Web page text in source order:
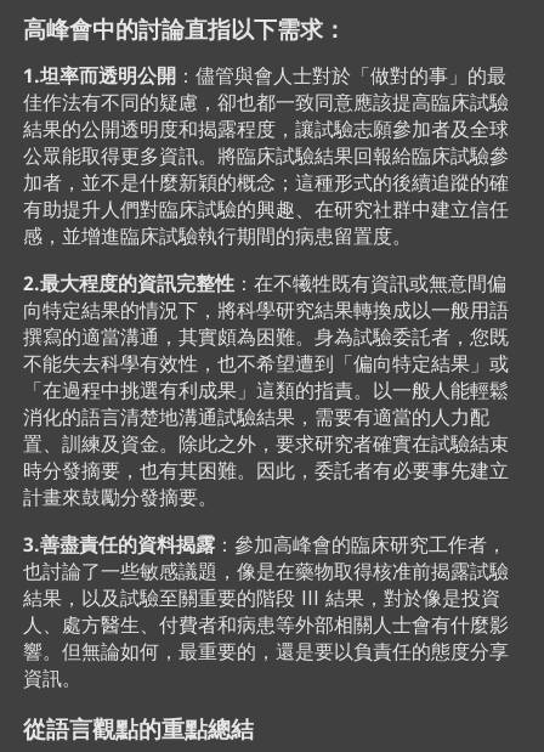
高峰會中的討論直指以下需求：
1.坦率而透明公開：​儘管與會人士對於「做對的事」​的最
佳作法有不同的疑慮，卻也都一致同意應該提高臨床試驗
結果的公開透明度和揭露程度，讓試驗志願參加者及全球
公眾能取得更多資訊。將臨床試驗結果回報給臨床試驗參
加者，並不是​什麼新穎的概念；這種形式的後續追蹤的確
有助提升人們對臨床試驗的興趣、在研究社群中建立信任
感，並增進臨床試驗執行期間的病患留置度。
2.最大程度的資訊完整性：​在不犧牲既有資訊或無意間偏
向特定結果的情況下，將科學研究結果轉換成以一般用語
撰寫​的適當溝通，其實頗為困難。身為試驗委託者，您既
不能失去科學有效性，也不希望遭到「偏向特定結果」或
「在過程中挑選有利成果」這類的指責。​以一般人能輕鬆
消化的語言清楚地溝通試驗結果，需要有適當的人力配
置、訓練及資金。除此之外，​要求研究者確實在試驗結束
時分發摘要，也有其困難。因此，委託者有必要事先建立
計畫來鼓勵分發摘要。
3.善盡責任的資料揭露：​參加高峰會的臨床研究工作者，
也討論了一些敏感議題，像是在藥物取得核准前揭露試驗
結果，以及試驗至關重要的階段 III 結果，對於像是投資
人、處方醫生、付費者和病患等外部相關人士會有什麼影
響。但無論如何，最重要的，還是要以負責任​的態度分享
資訊。
從語言觀點的重點總結